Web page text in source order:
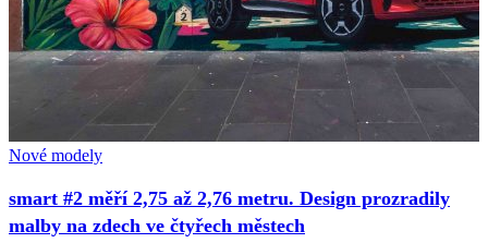
Nové modely
smart #2 měří 2,75 až 2,76 metru. Design prozradily
malby na zdech ve čtyřech městech